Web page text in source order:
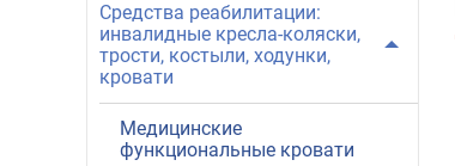
Средства реабилитации:
инвалидные кресла-коляски,
трости, костыли, ходунки,
кровати
Медицинские
функциональные кровати